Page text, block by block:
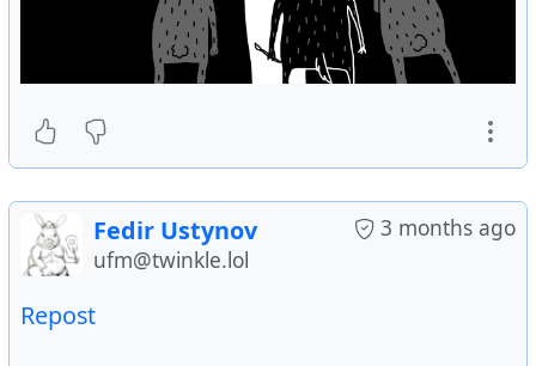
3 months ago
Fedir Ustynov
ufm@twinkle.lol
Repost